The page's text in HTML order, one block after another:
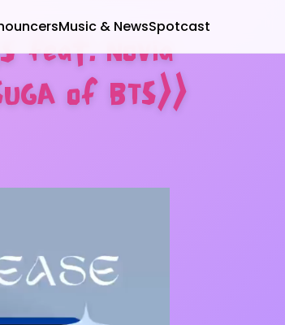
Music & NewsSpotcast
feat. Novia
of BTS))